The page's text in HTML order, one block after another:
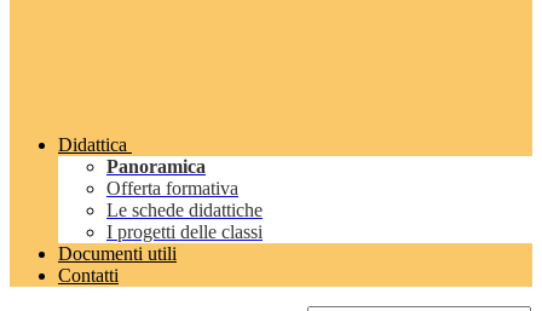
Didattica
Panoramica
Offerta formativa
Le schede didattiche
I progetti delle classi
Documenti utili
Contatti